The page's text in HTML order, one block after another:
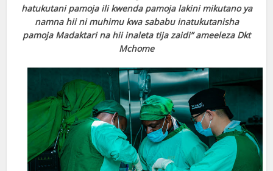
hatukutani pamoja ili kwenda pamoja lakini mikutano ya
namna hii ni muhimu kwa sababu inatukutanisha
pamoja Madaktari na hii inaleta tija zaidi” ameeleza Dkt
Mchome